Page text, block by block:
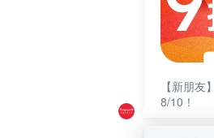
【新朋友
8/10！